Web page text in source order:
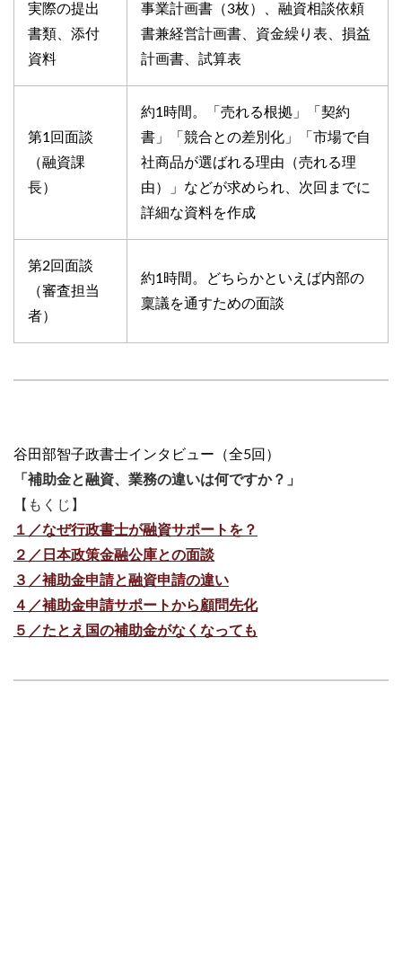
実際の提出
書類、添付
資料
事業計画書（3枚）、融資相談依頼
書兼経営計画書、資金繰り表、損益
計画書、試算表
第1回面談
（融資課
長）
約1時間。「売れる根拠」「契約
書」「競合との差別化」「市場で自
社商品が選ばれる理由（売れる理
由）」などが求められ、次回までに
詳細な資料を作成
第2回面談
（審査担当
者）
約1時間。どちらかといえば内部の
稟議を通すための面談
谷田部智子政書士インタビュー（全5回）
「補助金と融資、業務の違いは何ですか？」
【もくじ】
１／なぜ行政書士が融資サポートを？
２／日本政策金融公庫との面談
３／補助金申請と融資申請の違い
４／補助金申請サポートから顧問先化
５／たとえ国の補助金がなくなっても